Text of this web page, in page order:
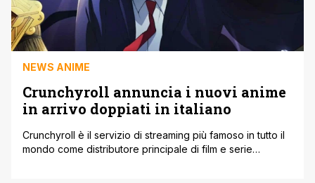
NEWS ANIME
Crunchyroll annuncia i nuovi anime
in arrivo doppiati in italiano
Crunchyroll è il servizio di streaming più famoso in tutto il
mondo come distributore principale di film e serie